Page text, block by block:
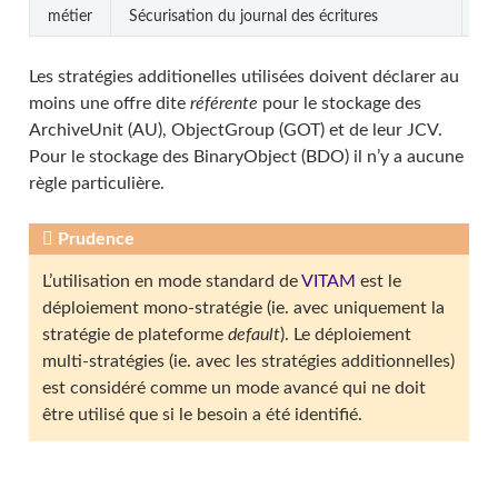
métier Sécurisation du journal des écritures
Les stratégies additionelles utilisées doivent déclarer au
moins une offre dite référente pour le stockage des
ArchiveUnit (AU), ObjectGroup (GOT) et de leur JCV.
Pour le stockage des BinaryObject (BDO) il n’y a aucune
règle particulière.
Prudence
L’utilisation en mode standard deVITAM est le
déploiement mono-stratégie (ie. avec uniquement la
stratégie de plateforme default). Le déploiement
multi-stratégies (ie. avec les stratégies additionnelles)
est considéré comme un mode avancé qui ne doit
être utilisé que si le besoin a été identifié.